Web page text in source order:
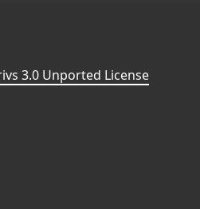
3.0 Unported License